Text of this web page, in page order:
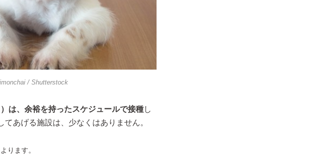
/ Shutterstock
は、余裕を持ったスケジュールで接種し
あげる施設は、少なくはありません。
ります。